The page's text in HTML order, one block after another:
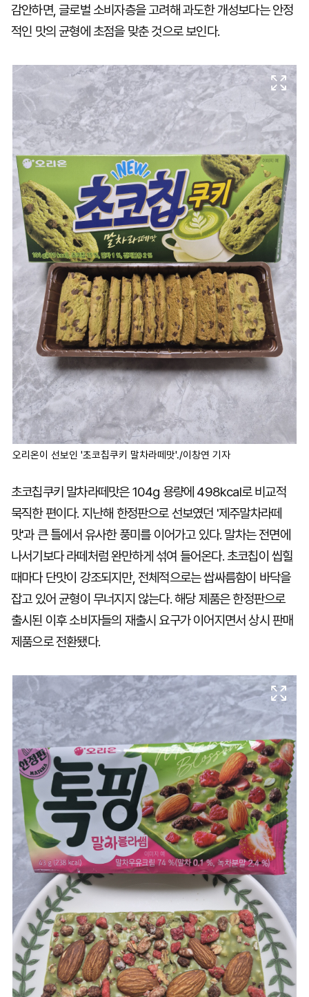
감안하면, 글로벌 소비자층을 고려해 과도한 개성보다는 안정
적인 맛의 균형에 초점을 맞춘 것으로 보인다.
오리온이 선보인 '초코칩쿠키 말차라떼맛'./이창연 기자
초코칩쿠키 말차라떼맛은 104g 용량에 498kcal로 비교적
묵직한 편이다. 지난해 한정판으로 선보였던 '제주말차라떼
맛'과 큰 틀에서 유사한 풍미를 이어가고 있다. 말차는 전면에
나서기보다 라떼처럼 완만하게 섞여 들어온다. 초코칩이 씹힐
때마다 단맛이 강조되지만, 전체적으로는 쌉싸름함이 바닥을
잡고 있어 균형이 무너지지 않는다. 해당 제품은 한정판으로
출시된 이후 소비자들의 재출시 요구가 이어지면서 상시 판매
제품으로 전환됐다.